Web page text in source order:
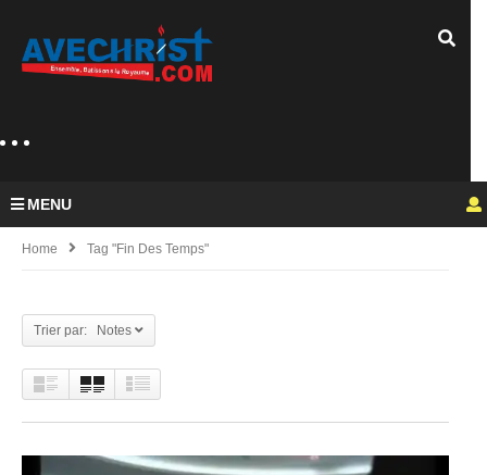
MENU
Home Tag "fin Des Temps"
Trier par: Notes